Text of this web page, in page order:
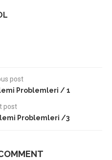
post
Problemleri / 1
post
Problemleri /3